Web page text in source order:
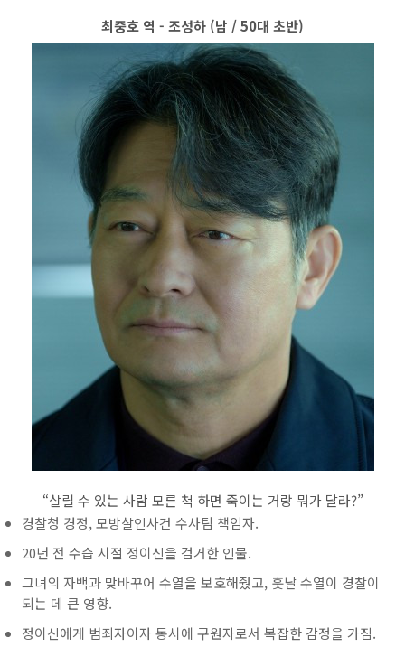
최중호 역 - 조성하 (남 / 50대 초반)
“살릴 수 있는 사람 모른 척 하면 죽이는 거랑 뭐가 달라?”
경찰청 경정, 모방살인사건 수사팀 책임자.
20년 전 수습 시절 정이신을 검거한 인물.
그녀의 자백과 맞바꾸어 수열을 보호해줬고, 훗날 수열이 경찰이
되는 데 큰 영향.
정이신에게 범죄자이자 동시에 구원자로서 복잡한 감정을 가짐.